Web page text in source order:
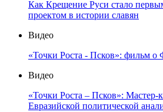
Как Крещение Руси стало
проектом в истории славян
Видео
«Точки Роста - Псков»: фильм о
Видео
«Точки Роста – Псков»:
Евразийской политической